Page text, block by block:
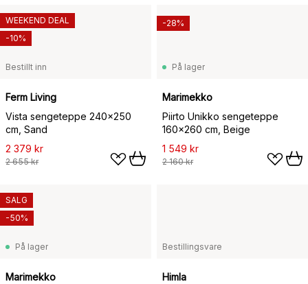
Bestillt inn
Ferm Living
Vista sengeteppe 240x250
cm, Sand
2 379 kr
2 655 kr
WEEKEND DEAL
-10%
På lager
Marimekko
Piirto Unikko sengeteppe
160x260 cm, Beige
1 549 kr
2 160 kr
-28%
På lager
Marimekko
SALG
-50%
Bestillingsvare
Himla